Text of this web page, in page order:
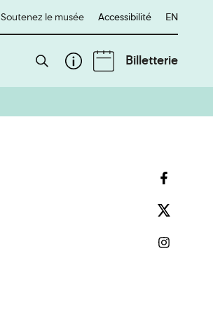
Soutenez le musée Accessibilité English
EN
Billetterie